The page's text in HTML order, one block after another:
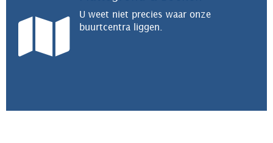
U weet niet precies waar onze
buurtcentra liggen.